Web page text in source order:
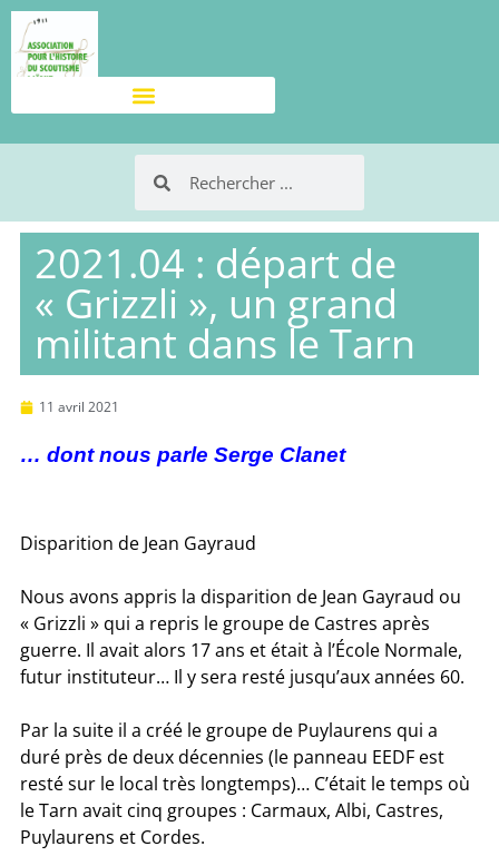
2021.04 : départ de
« Grizzli », un grand
militant dans le Tarn
11 avril 2021
… dont nous parle Serge Clanet
Disparition de Jean Gayraud
Nous avons appris la disparition de Jean Gayraud ou
« Grizzli » qui a repris le groupe de Castres après
guerre. Il avait alors 17 ans et était à l’École Normale,
futur instituteur… Il y sera resté jusqu’aux années 60.
Par la suite il a créé le groupe de Puylaurens qui a
duré près de deux décennies (le panneau EEDF est
resté sur le local très longtemps)… C’était le temps où
le Tarn avait cinq groupes : Carmaux, Albi, Castres,
Puylaurens et Cordes.